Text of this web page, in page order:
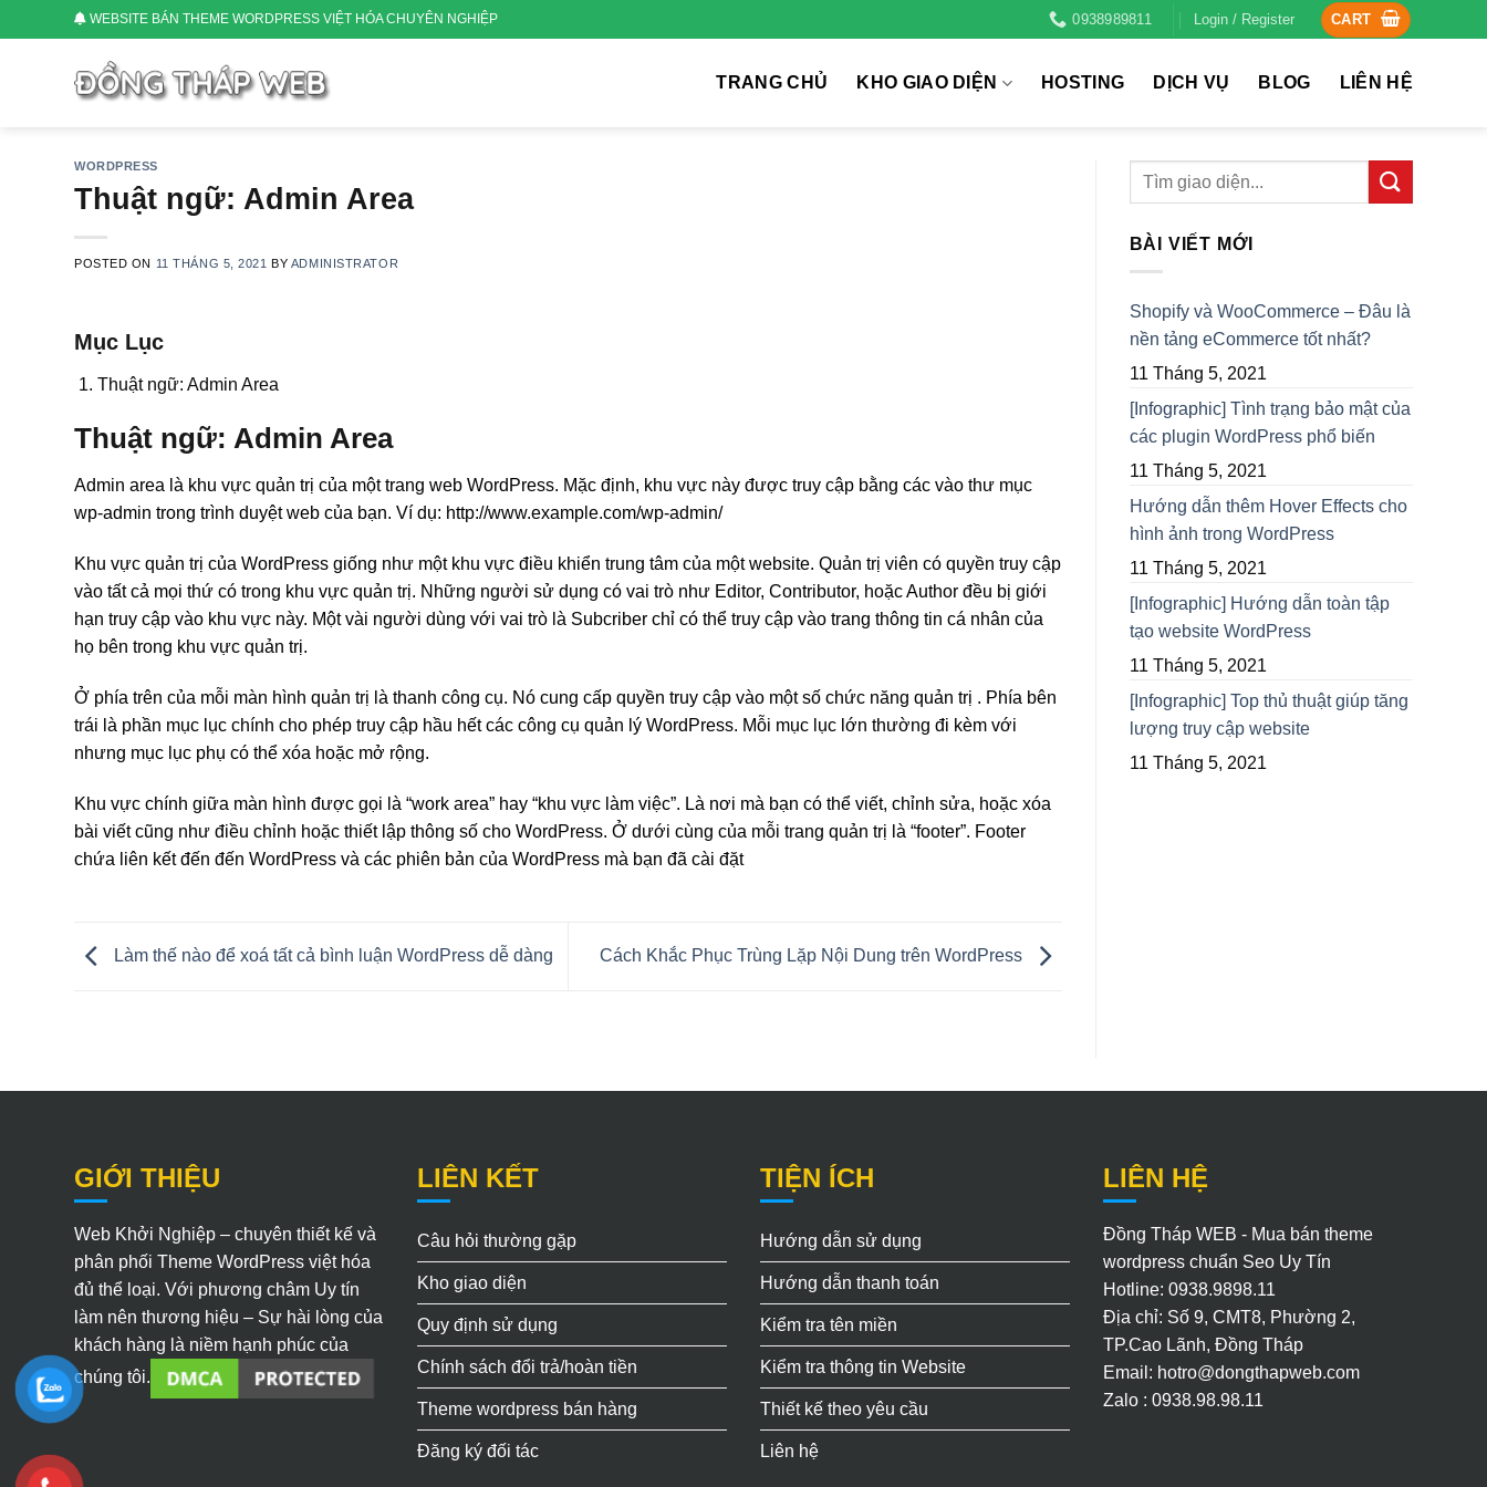
to
WEBSITE BÁN THEME WORDPRESS VIỆT HÓA CHUYÊN NGHIỆP 0938989811 Login / Register CART
TRANG CHỦ KHO GIAO DIỆN HOSTING DỊCH VỤ BLOG LIÊN HỆ
WORDPRESS
Thuật ngữ: Admin Area
POSTED ON 11 THÁNG 5, 2021 BY ADMINISTRATOR
Mục Lục
Thuật ngữ: Admin Area
Thuật ngữ: Admin Area
Admin area là khu vực quản trị của một trang web WordPress. Mặc định, khu vực này được truy cập bằng các vào thư mục
wp-admin trong trình duyệt web của bạn. Ví dụ: http://www.example.com/wp-admin/
Khu vực quản trị của WordPress giống như một khu vực điều khiển trung tâm của một website. Quản trị viên có quyền truy cập
vào tất cả mọi thứ có trong khu vực quản trị. Những người sử dụng có vai trò như Editor, Contributor, hoặc Author đều bị giới
hạn truy cập vào khu vực này. Một vài người dùng với vai trò là Subcriber chỉ có thể truy cập vào trang thông tin cá nhân của
họ bên trong khu vực quản trị.
Ở phía trên của mỗi màn hình quản trị là thanh công cụ. Nó cung cấp quyền truy cập vào một số chức năng quản trị . Phía bên
trái là phần mục lục chính cho phép truy cập hầu hết các công cụ quản lý WordPress. Mỗi mục lục lớn thường đi kèm với
nhưng mục lục phụ có thể xóa hoặc mở rộng.
Khu vực chính giữa màn hình được gọi là “work area” hay “khu vực làm việc”. Là nơi mà bạn có thể viết, chỉnh sửa, hoặc xóa
bài viết cũng như điều chỉnh hoặc thiết lập thông số cho WordPress. Ở dưới cùng của mỗi trang quản trị là “footer”. Footer
chứa liên kết đến đến WordPress và các phiên bản của WordPress mà bạn đã cài đặt
Làm thế nào để xoá tất cả bình luận WordPress dễ dàng Cách Khắc Phục Trùng Lặp Nội Dung trên WordPress
BÀI VIẾT MỚI
Shopify và WooCommerce – Đâu là
nền tảng eCommerce tốt nhất?
11 Tháng 5, 2021
[Infographic] Tình trạng bảo mật của
các plugin WordPress phổ biến
11 Tháng 5, 2021
Hướng dẫn thêm Hover Effects cho
hình ảnh trong WordPress
11 Tháng 5, 2021
[Infographic] Hướng dẫn toàn tập
tạo website WordPress
11 Tháng 5, 2021
[Infographic] Top thủ thuật giúp tăng
lượng truy cập website
11 Tháng 5, 2021
GIỚI THIỆU
Web Khởi Nghiệp – chuyên thiết kế và
phân phối Theme WordPress việt hóa
đủ thể loại. Với phương châm Uy tín
làm nên thương hiệu – Sự hài lòng của
khách hàng là niềm hạnh phúc của
chúng tôi.
LIÊN KẾT
Câu hỏi thường gặp
Kho giao diện
Quy định sử dụng
Chính sách đổi trả/hoàn tiền
Theme wordpress bán hàng
Đăng ký đối tác
TIỆN ÍCH
Hướng dẫn sử dụng
Hướng dẫn thanh toán
Kiểm tra tên miền
Kiểm tra thông tin Website
Thiết kế theo yêu cầu
Liên hệ
LIÊN HỆ
Đồng Tháp WEB - Mua bán theme
wordpress chuẩn Seo Uy Tín
Hotline: 0938.9898.11
Địa chỉ: Số 9, CMT8, Phường 2,
TP.Cao Lãnh, Đồng Tháp
Email: hotro@dongthapweb.com
Zalo : 0938.98.98.11